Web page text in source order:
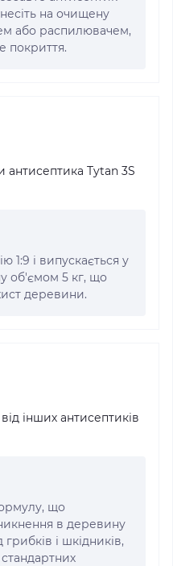
на очищену
або распилювачем,
покриття.
антисептика Tytan 3S
1:9 і випускається у
об'ємом 5 кг, що
деревини.
інших антисептиків
що
в деревину
і шкідників,